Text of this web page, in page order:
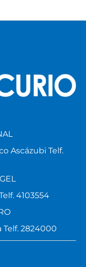
Ascázubi Telf.
4103554
Telf. 2824000